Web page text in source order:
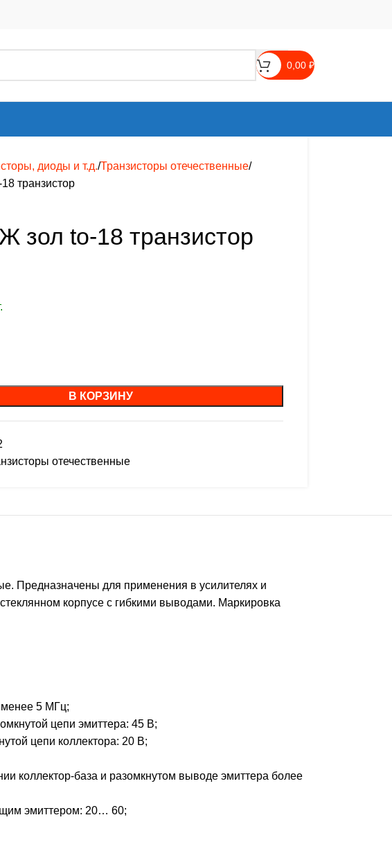
0,00 ₽
диоды и т.д. Транзисторы отечественные
транзистор
зол to-18 транзистор
В КОРЗИНУ
отечественные
Предназначены для применения в усилителях и
корпусе с гибкими выводами. Маркировка
менее 5 МГц;
цепи эмиттера: 45 В;
цепи коллектора: 20 В;
коллектор-база и разомкнутом выводе эмиттера более
эмиттером: 20… 60;